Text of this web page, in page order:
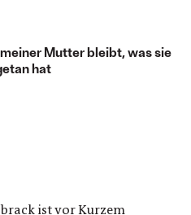
Mutter bleibt, was sie
hat
ist vor Kurzem